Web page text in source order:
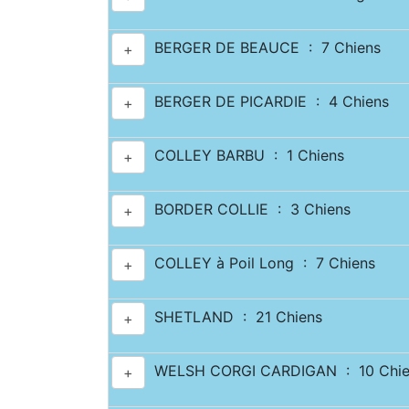
+ BERGER DE BEAUCE : 7 Chiens
+ BERGER DE PICARDIE : 4 Chiens
+ COLLEY BARBU : 1 Chiens
+ BORDER COLLIE : 3 Chiens
+ COLLEY à Poil Long : 7 Chiens
+ SHETLAND : 21 Chiens
+ WELSH CORGI CARDIGAN : 10